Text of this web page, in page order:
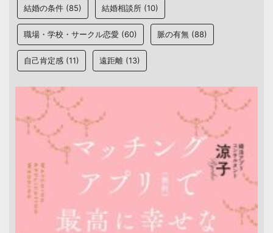
結婚の条件 (85) 結婚相談所 (10)
職場・学校・サークル恋愛 (60) 脈の有無 (88)
自己肯定感 (11) 遠距離 (13)